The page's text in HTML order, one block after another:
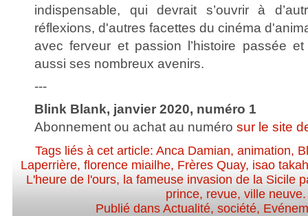
indispensable, qui devrait s’ouvrir à
réflexions, d'autres facettes du cinéma
avec ferveur et passion l’histoire passée
aussi ses nombreux avenirs.
---
Blink Blank, janvier 2020, numéro 1
Abonnement ou achat au numéro sur le site
Tags liés à cet article: Anca Damian, animation,
Laperrière,florence miailhe, Frères Quay, isao
L'heure de l'ours, la fameuse invasion de la Sicile
prince, revue, ville neuve.
Publié dansActualité, société,